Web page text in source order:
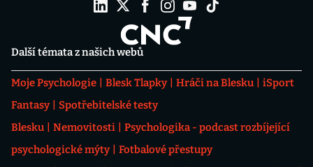
Další témata z našich webů
Moje Psychologie Blesk Tlapky Hráči na Blesku
iSport
Fantasy
Spotřebitelské testy
Blesku
Nemovitosti
Psychologika - podcast rozbíjející
psychologické mýty
Fotbalové přestupy